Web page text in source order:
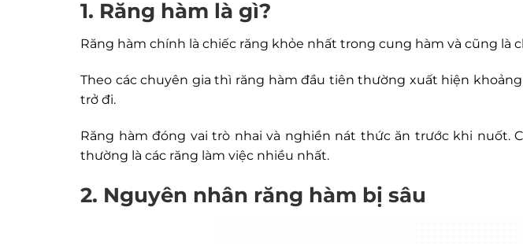
1. Răng hàm là gì?
Răng hàm chính là chiếc răng khỏe nhất trong cung hàm và cũng là
Theo các chuyên gia thì răng hàm đầu tiên thường xuất hiện
trở đi.
Răng hàm đóng vai trò nhai và nghiền nát thức ăn trước khi nuốt.
thường là các răng làm việc nhiều nhất.
2. Nguyên nhân răng hàm bị sâu